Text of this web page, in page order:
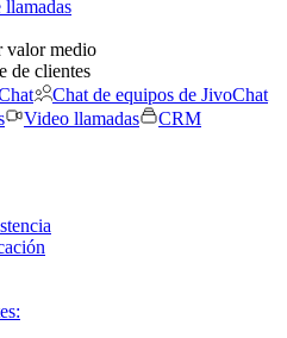
valor medio
de clientes
Chat de equipos de JivoChat
Video llamadas
CRM